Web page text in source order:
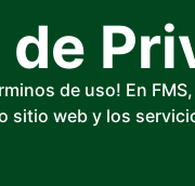
de uso! En
sitio web y los